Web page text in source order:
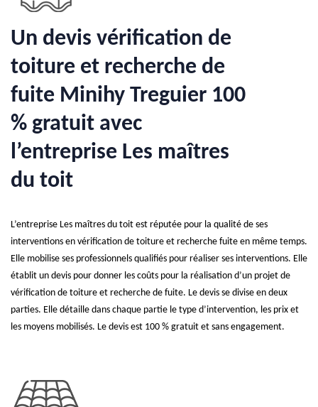
Un devis vérification de
toiture et recherche de
fuite Minihy Treguier 100
% gratuit avec
l’entreprise Les maîtres
du toit
L’entreprise Les maîtres du toit est réputée pour la qualité de ses
interventions en vérification de toiture et recherche fuite en même temps.
Elle mobilise ses professionnels qualifiés pour réaliser ses interventions. Elle
établit un devis pour donner les coûts pour la réalisation d’un projet de
vérification de toiture et recherche de fuite. Le devis se divise en deux
parties. Elle détaille dans chaque partie le type d’intervention, les prix et
les moyens mobilisés. Le devis est 100 % gratuit et sans engagement.